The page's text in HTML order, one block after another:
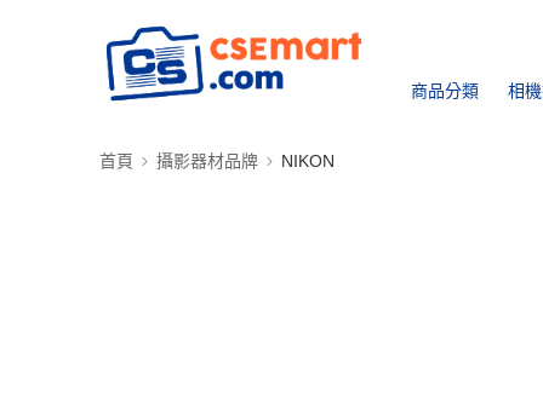
商品分類 相
首頁 攝影器材品牌 NIKON